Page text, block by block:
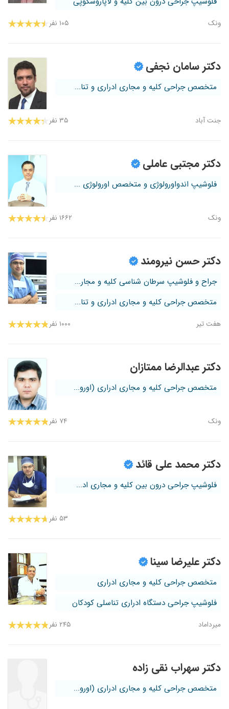
ونک ۱۰۵ نفر
دکتر سامان نجفی
متخصص جراحی کلیه و مجاری ادراری و تنا...
جنت آباد ۳۵ نفر
دکتر مجتبی عاملی
فلوشیپ اندواورولوژی و متخصص اورولوژی ...
ونک ۱۶۶۲ نفر
دکتر حسن نیرومند
جراح و فلوشیپ سرطان شناسی کلیه و مجار...
متخصص جراحی کلیه و مجاری ادراری و تنا...
هفت تیر ۱۰۰۰ نفر
دکتر عبدالرضا ممتازان
متخصص جراحی کلیه و مجاری ادراری (اورو...
ونک ۷۴ نفر
دکتر محمد علی قائد
فلوشیپ جراحی درون بین کلیه و مجاری اد...
۵۳ نفر
دکتر علیرضا سینا
متخصص جراحی کلیه و مجاری ادراری
فلوشیپ جراحی دستگاه ادراری تناسلی کودکان
میرداماد ۲۴۵ نفر
دکتر سهراب نقی زاده
متخصص جراحی کلیه و مجاری ادراری (اورو...